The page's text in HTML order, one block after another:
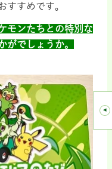
すすめです。
モンたちとの特別な
がでしょうか。